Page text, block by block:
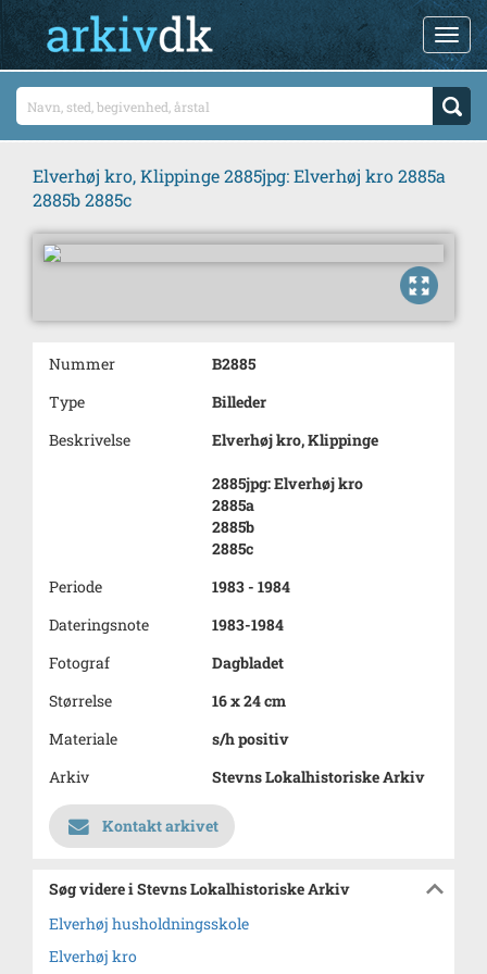
Elverhøj kro, Klippinge 2885jpg: Elverhøj kro 2885a
2885b 2885c
Nummer
B2885
Type
Billeder
Beskrivelse
Elverhøj kro, Klippinge
2885jpg: Elverhøj kro
2885a
2885b
2885c
Periode
1983 - 1984
Dateringsnote
1983-1984
Fotograf
Dagbladet
Størrelse
16 x 24 cm
Materiale
s/h positiv
Arkiv
Stevns Lokalhistoriske Arkiv
Kontakt arkivet
Søg videre i Stevns Lokalhistoriske Arkiv
Elverhøj husholdningsskole
Elverhøj kro